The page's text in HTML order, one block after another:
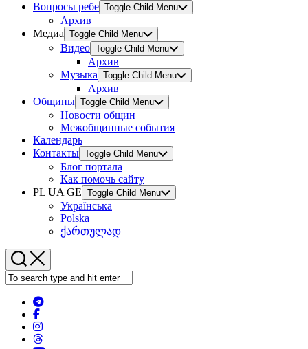
Вопросы ребе Toggle Child Menu
Архив
Медиа Toggle Child Menu
Видео Toggle Child Menu
Архив
Музыка Toggle Child Menu
Архив
Общины Toggle Child Menu
Новости общин
Межобщинные события
Календарь
Контакты Toggle Child Menu
Блог портала
Как помочь сайту
PL UA GE Toggle Child Menu
Українська
Polska
ქართულად